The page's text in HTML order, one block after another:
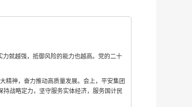
就越强，抵御风险的能力也越高。党的二十
精神，奋力推动高质量发展。会上，平安集团
持战略定力，坚守服务实体经济，服务国计民